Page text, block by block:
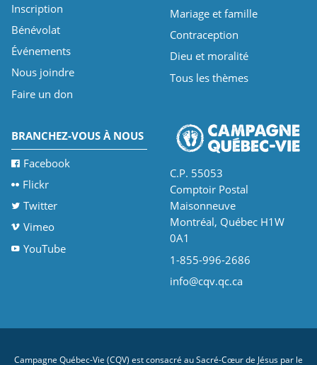
Inscription
Bénévolat
Événements
Nous joindre
Faire un don
Mariage et famille
Contraception
Dieu et moralité
Tous les thèmes
BRANCHEZ-VOUS À NOUS
Facebook
Flickr
Twitter
Vimeo
YouTube
C.P. 55053
Comptoir Postal
Maisonneuve
Montréal, Québec H1W
0A1
1-855-996-2686
info@cqv.qc.ca
Campagne Québec-Vie (CQV) est consacré au Sacré-Cœur de Jésus par le